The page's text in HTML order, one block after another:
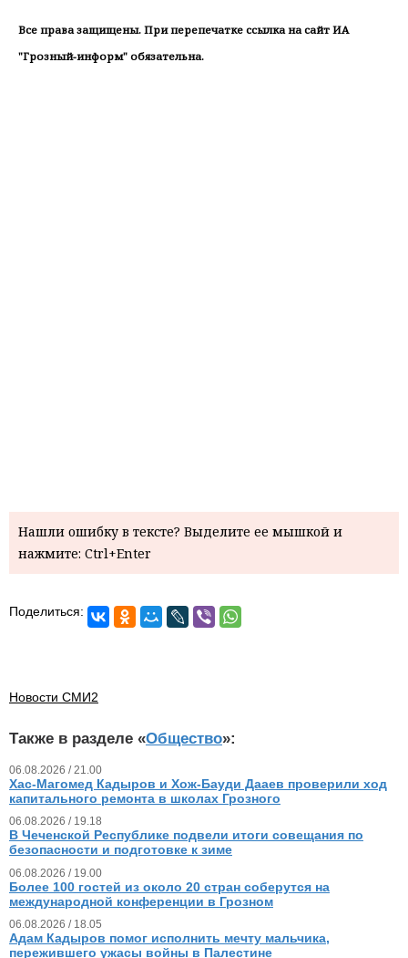
Все права защищены. При перепечатке ссылка на сайт ИА
"Грозный-информ" обязательна.
Нашли ошибку в тексте? Выделите ее мышкой и
нажмите: Ctrl+Enter
Поделиться:
Новости СМИ2
Также в разделе «Общество»:
06.08.2026 / 21.00
Хас-Магомед Кадыров и Хож-Бауди Дааев проверили ход
капитального ремонта в школах Грозного
06.08.2026 / 19.18
В Чеченской Республике подвели итоги совещания по
безопасности и подготовке к зиме
06.08.2026 / 19.00
Более 100 гостей из около 20 стран соберутся на
международной конференции в Грозном
06.08.2026 / 18.05
Адам Кадыров помог исполнить мечту мальчика,
пережившего ужасы войны в Палестине